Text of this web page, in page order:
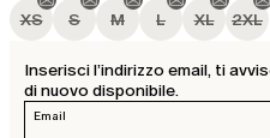
XS S M L XL 2XL
Inserisci l’indirizzo email, ti
di nuovo disponibile.
Email